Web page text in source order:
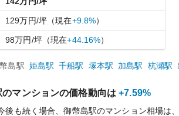
129万円/坪 （現在+9.8%）
98万円/坪（現在+44.16%）
島駅 姫島駅 千船駅 塚本駅 加島駅 杭瀬駅
のマンションの価格動向は +7.59%
後も続く場合、御幣島駅のマンション相場は